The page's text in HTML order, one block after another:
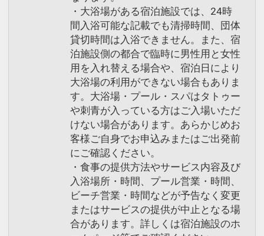
・大浴場がある宿泊施設では、24時
間入浴可能な記載でも清掃時間、団体
貸切時間は入浴できません。また、宿
泊施設側の都合で臨時に男性用と女性
用を入れ替える場合や、宿泊日により
大浴場の利用ができない場合もありま
す。大浴場・プール・スパはタトゥー
や刺青が入っている方はご入場いただ
けない場合があります。あらかじめお
客様ご自身でお申込みまたはご出発前
にご確認ください。
・食事の提供方法やサービス内容及び
入浴場所・時間、プール営業・時間、
ビーチ営業・時間などが予告なく変更
またはサービスの提供が中止となる場
合があります。詳しくは宿泊施設のホ